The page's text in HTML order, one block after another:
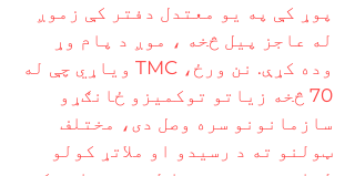
پوړ کې په یو معتدل دفتر کې زموږ
له عاجز پیل څخه ، موږ د پام وړ
وده کړې. نن ورځ، TMC ویاړي چې له
70 څخه زیاتو توکمیزو ځانګړو
سازمانونو سره وصل دی، مختلف
ټولنو ته د رسیدو او ملاتړ کولو